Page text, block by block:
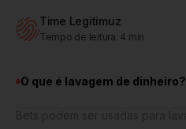
Blog
Time Legitimuz
Tempo de leitura: 4 min
O que é lavagem de dinheiro?